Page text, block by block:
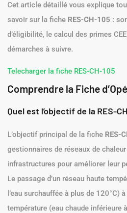
Cet article détaillé vous explique
savoir sur la fiche RES-CH-105 :
d’éligibilité, le calcul des primes
démarches à suivre.
Telecharger la fiche RES-CH-105
Comprendre la Fiche
Quel est l’objectif de la RES-
L’objectif principal de la fiche RES-
gestionnaires de réseaux de
infrastructures pour améliorer leur
Le passage d’un réseau haute
l’eau surchauffée à plus de 120°C)
température (eau chaude inférieure